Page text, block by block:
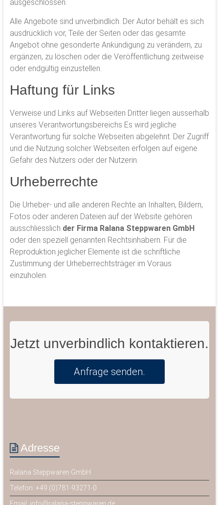
ausgeschlossen.
Alle Angebote sind unverbindlich. Der Autor behält es sich
ausdrücklich vor, Teile der Seiten oder das gesamte
Angebot ohne gesonderte Ankündigung zu verändern, zu
ergänzen, zu löschen oder die Veröffentlichung zeitweise
oder endgültig einzustellen.
Haftung für Links
Verweise und Links auf Webseiten Dritter liegen ausserhalb
unseres Verantwortungsbereichs Es wird jegliche
Verantwortung für solche Webseiten abgelehnt. Der Zugriff
und die Nutzung solcher Webseiten erfolgen auf eigene
Gefahr des Nutzers oder der Nutzerin.
Urheberrechte
Die Urheber- und alle anderen Rechte an Inhalten, Bildern,
Fotos oder anderen Dateien auf der Website gehören
ausschliesslich der Firma Ralana SteppwarenGmbH
oder den speziell genannten Rechtsinhabern. Für die
Reproduktion jeglicher Elemente ist die schriftliche
Zustimmung der Urheberrechtsträger im Voraus
einzuholen.
Jetzt unverbindlich kontaktieren.
Anfrage senden.
Adresse
Ralana Steppwaren GmbH
Telefon: +49 (0)781-93271-0